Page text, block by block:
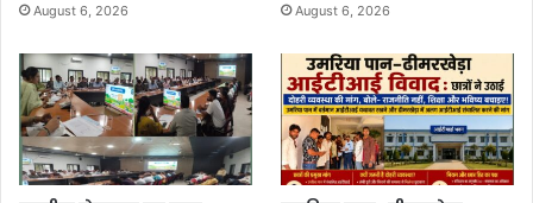
August 6, 2026 August 6, 2026